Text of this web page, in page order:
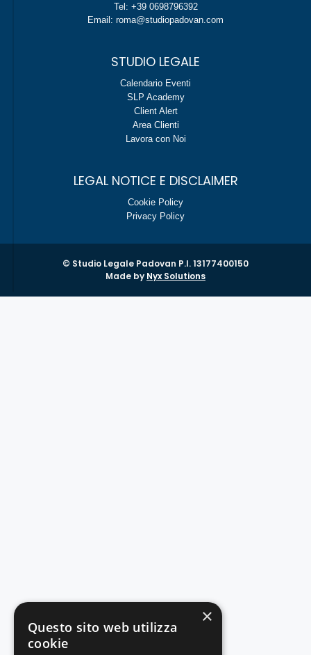
Tel: +39 0698796392
Email: roma@studiopadovan.com
STUDIO LEGALE
Calendario Eventi
SLP Academy
Client Alert
Area Clienti
Lavora con Noi
LEGAL NOTICE E DISCLAIMER
Cookie Policy
Privacy Policy
© Studio Legale Padovan P.I. 13177400150
Made by Nyx Solutions
×
Questo sito web utilizza
cookie